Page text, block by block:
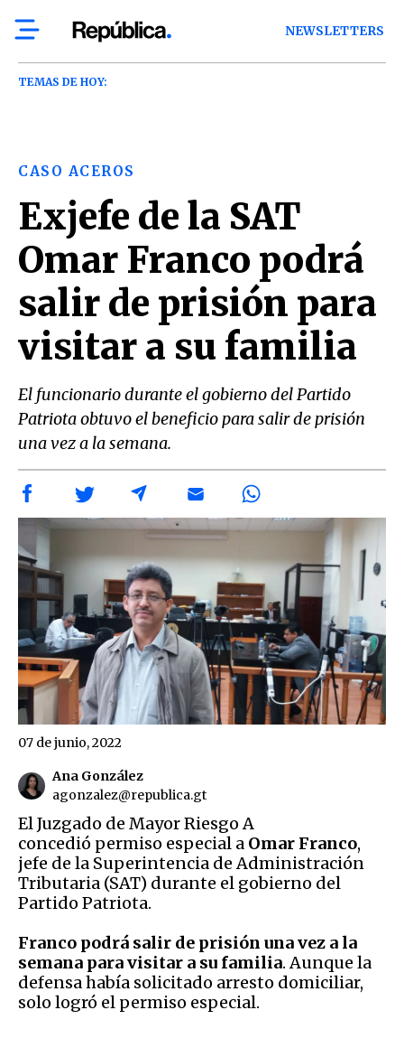
NEWSLETTERS
TEMAS DE HOY:
CASO ACEROS
Exjefe de la SAT
Omar Franco podrá
salir de prisión para
visitar a su familia
El funcionario durante el gobierno del Partido
Patriota obtuvo el beneficio para salir de prisión
una vez a la semana.
Ana González
agonzalez@republica.gt
07 de junio, 2022
El Juzgado de Mayor Riesgo A
concedió permiso especial a Omar Franco,
jefe de la Superintencia de Administración
Tributaria (SAT) durante el gobierno del
Partido Patriota.
Franco podrá salir de prisión una vez a la
semana para visitar a su familia. Aunque la
defensa había solicitado arresto domiciliar,
solo logró el permiso especial.